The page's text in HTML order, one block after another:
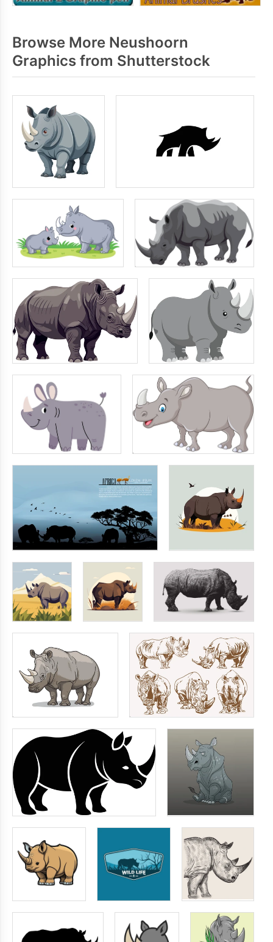
Browse More Neushoorn
Graphics from Shutterstock